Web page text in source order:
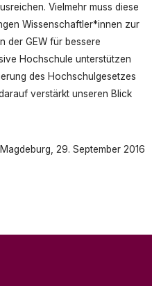
Vielmehr muss diese
Wissenschaftler*innen zur
der GEW für bessere
Hochschule unterstützen
des Hochschulgesetzes
verstärkt unseren Blick
Magdeburg, 29. September 2016